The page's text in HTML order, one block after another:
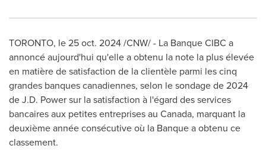
TORONTO, le25 oct. 2024/CNW/ - La Banque CIBC a
annoncé aujourd'hui qu'elle a obtenu la note la plus élevée
en matière de satisfaction de la clientèle parmi les cinq
grandes banques canadiennes, selon le sondage de 2024
de J.D. Power sur la satisfaction à l'égard des services
bancaires aux petites entreprises au Canada, marquant la
deuxième année consécutive où la Banque a obtenu ce
classement.